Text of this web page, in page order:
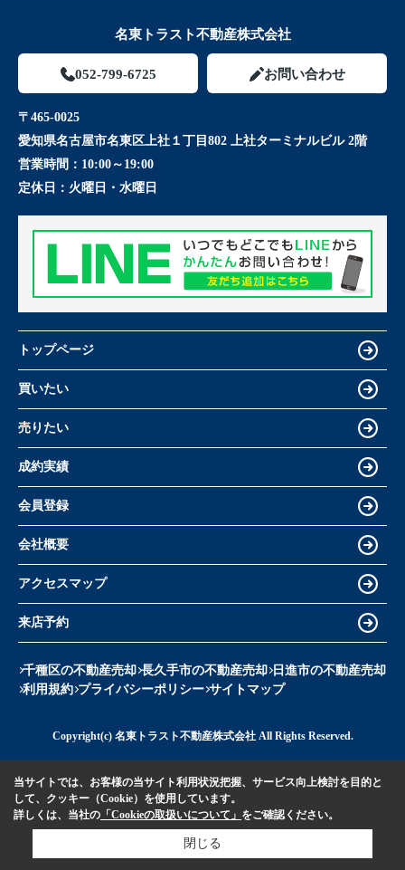
名東トラスト不動産株式会社
052-799-6725 お問い合わせ
〒465-0025
愛知県名古屋市名東区上社１丁目802 上社ターミナルビル 2階
営業時間： 10:00～19:00
定休日： 火曜日・水曜日
トップページ
買いたい
売りたい
成約実績
会員登録
会社概要
アクセスマップ
来店予約
千種区の不動産売却 長久手市の不動産売却 日進市の不動産売却
利用規約 プライバシーポリシー サイトマップ
Copyright(c) 名東トラスト不動産株式会社 All Rights Reserved.
当サイトでは、お客様の当サイト利用状況把握、サービス向上検討を目的と
して、クッキー（Cookie）を使用しています。
詳しくは、当社の 「Cookieの取扱いについて」 をご確認ください。
閉じる